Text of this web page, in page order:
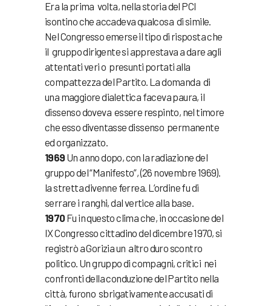
Era la prima volta, nella storia del PCI
isontino che accadeva qualcosa di simile.
Nel Congresso emerse il tipo di risposta che
il gruppo dirigente si apprestava a dare agli
attentati veri o presunti portati alla
compattezza del Partito. La domanda di
una maggiore dialettica faceva paura, il
dissenso doveva essere respinto, nel timore
che esso diventasse dissenso permanente
ed organizzato.
1969 Un anno dopo, con la radiazione del
gruppo del “Manifesto”, (26 novembre 1969).
la stretta divenne ferrea. L’ordine fu di
serrare i ranghi, dal vertice alla base.
1970 Fu in questo clima che, in occasione del
IX Congresso cittadino del dicembre 1970, si
registrò a Gorizia un altro duro scontro
politico. Un gruppo di compagni, critici nei
confronti della conduzione del Partito nella
città, furono sbrigativamente accusati di